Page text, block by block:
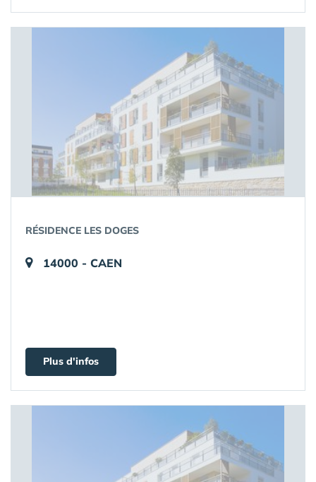
RÉSIDENCE LES DOGES
14000 - CAEN
Plus d'infos